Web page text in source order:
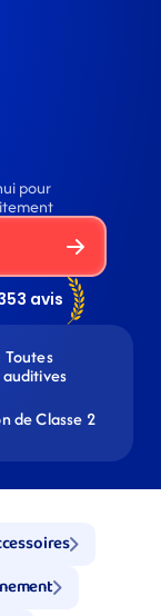
pour
Toutes
de Classe 2